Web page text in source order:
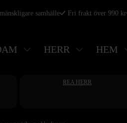
samhälle Fri frakt över 990 kr
HERR HEM
REA HERR